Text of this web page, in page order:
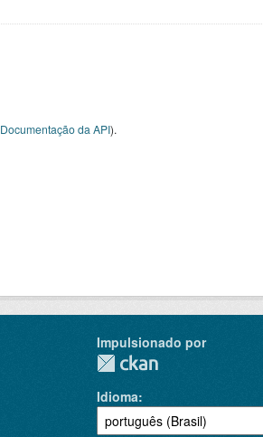
Documentação da API).
Impulsionado por
Idioma